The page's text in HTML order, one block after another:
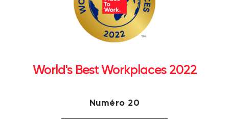
World's Best Workplaces 2022
Numéro 20